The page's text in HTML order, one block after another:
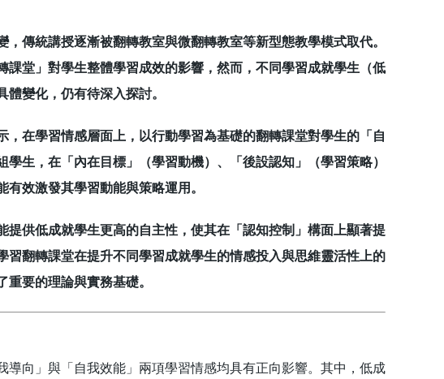
統講授逐漸被翻轉教室與微翻轉教室等新型態教學模式取代。
堂」對學生整體學習成效的影響，然而，不同學習成就學生（低
變化，仍有待深入探討。
在學習情感層面上，以行動學習為基礎的翻轉課堂對學生的「自
生，在「內在目標」（學習動機）、「後設認知」（學習策略）
效激發其學習動能與策略運用。
供低成就學生更高的自主性，使其在「認知控制」構面上顯著提
翻轉課堂在提升不同學習成就學生的情感投入與思維靈活性上的
要的理論與實務基礎。
向」與「自我效能」兩項學習情感均具有正向影響。其中，低成